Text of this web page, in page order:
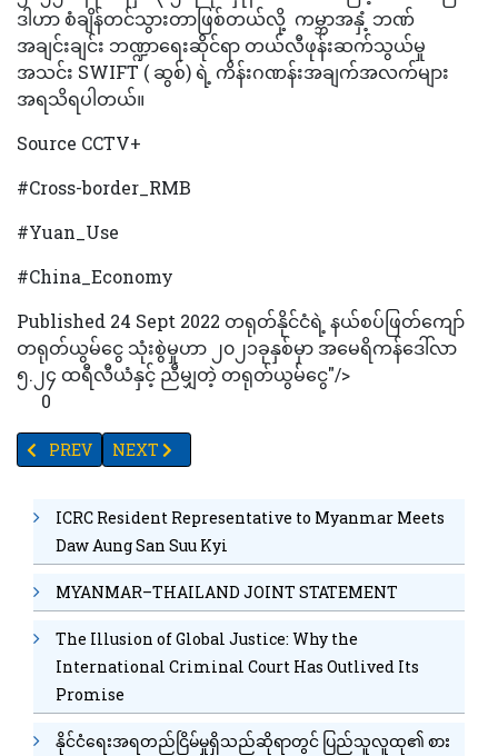
ဒါဟာ စံချိန်တင်သွားတာဖြစ်တယ်လို့ ကမ္ဘာအနှံ့ ဘဏ်
အချင်းချင်း ဘဏ္ဍာရေးဆိုင်ရာ တယ်လီဖုန်းဆက်သွယ်မှု
အသင်း SWIFT ( ဆွစ်) ရဲ့ ကိန်းဂဏန်းအချက်အလက်များ
အရသိရပါတယ်။
Source CCTV+
#Cross-border_RMB
#Yuan_Use
#China_Economy
Published 24 Sept 2022 တရုတ်နိုင်ငံရဲ့ နယ်စပ်ဖြတ်ကျော်
တရုတ်ယွမ်ငွေ သုံးစွဲမှုဟာ ၂၀၂၁ခုနှစ်မှာ အမေရိကန်ဒေါ်လာ
၅.၂၄ ထရီလီယံနှင့် ညီမျှတဲ့ တရုတ်ယွမ်ငွေ"/>
0
PREVIOUS ARTICLE: 'ဘရက်ဒ်ပစ်'၏ ပထမဆုံးရုပ်ထုပြပွဲအား ဖင်လ
PREV NEXT ARTICLE: သက်လတ်ပိုင်းလူကြီးများ အိပ်မက်ဆို
NEXT
ICRC Resident Representative to Myanmar Meets
Daw Aung San Suu Kyi
MYANMAR–THAILAND JOINT STATEMENT
The Illusion of Global Justice: Why the
International Criminal Court Has Outlived Its
Promise
နိုင်ငံရေးအရတည်ငြိမ်မှုရှိသည်ဆိုရာတွင် ပြည်သူလူထု၏ စား